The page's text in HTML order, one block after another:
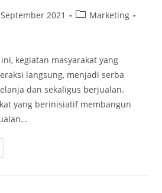
2021
Marketing
kegiatan masyarakat yang
langsung, menjadi serba
dan sekaligus berjualan.
yang berinisiatif membangun